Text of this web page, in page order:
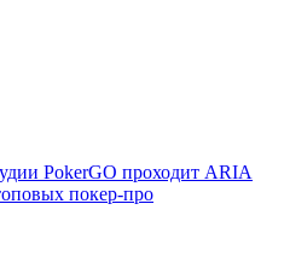
PokerGO проходит ARIA
покер-про